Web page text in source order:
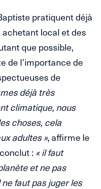
pratiquent déjà
local et des
que possible,
de l’importance de
de
déjà très
climatique, nous
choses, cela
adultes », affirme le
: « il faut
et ne pas
faut pas juger les